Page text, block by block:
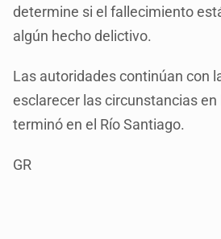
determine si el fallecimiento
algún hecho delictivo.
Las autoridades continúan con
esclarecer las circunstancias
terminó en el Río Santiago.
GR